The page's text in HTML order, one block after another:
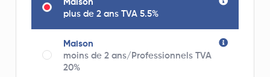
Maison
plus de 2 ans TVA 5.5%
Maison
moins de 2 ans/Professionnels TVA
20%